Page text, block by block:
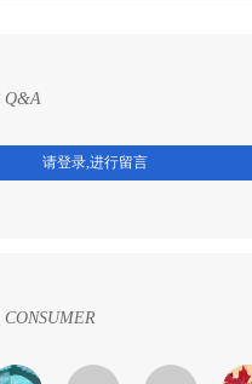
Q&A
请登录,进行留言
CONSUMER